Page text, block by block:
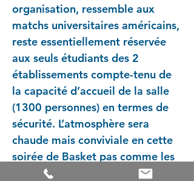
organisation, ressemble aux
matchs universitaires américains,
reste essentiellement réservée
aux seuls étudiants des 2
établissements compte-tenu de
la capacité d’accueil de la salle
(1300 personnes) en termes de
sécurité. L’atmosphère sera
chaude mais conviviale en cette
soirée de Basket pas comme les
autres. Quelle équipe remportera